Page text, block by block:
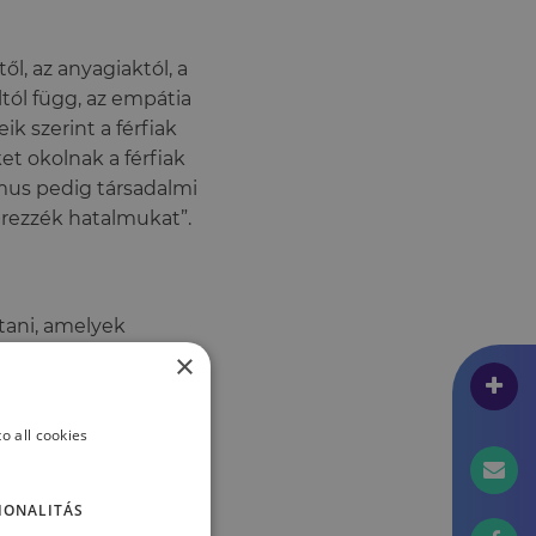
az anyagiaktól, a
függ, az empátia
szerint a férfiak
okolnak a férfiak
pedig társadalmi
hatalmukat”.
amelyek
×
all cookies